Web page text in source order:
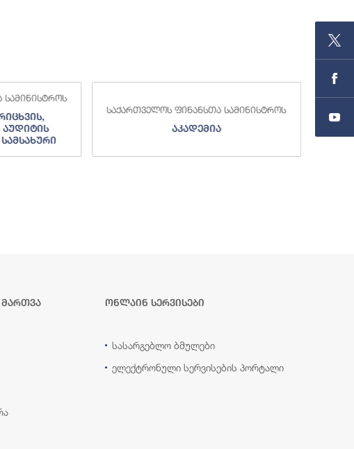
აუდიტის
საქართველოს ფინანსთა სამინისტროს
აკადემია
მართვა ონლაინ სერვისები
სასარგებლო ბმულები
ელექტრონული სერვისების პორტალი